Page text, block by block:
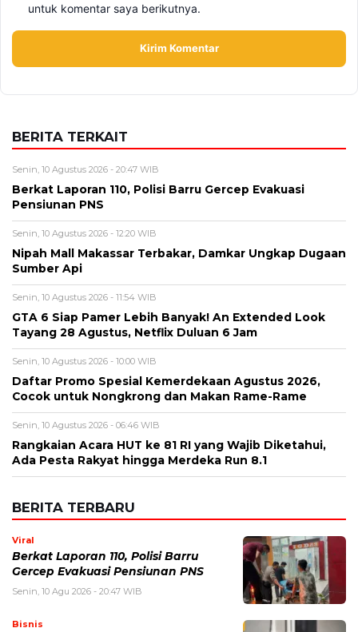
untuk komentar saya berikutnya.
BERITA TERKAIT
Senin, 10 Agustus 2026 - 20:47 WIB
Berkat Laporan 110, Polisi Barru Gercep Evakuasi
Pensiunan PNS
Senin, 10 Agustus 2026 - 12:20 WIB
Nipah Mall Makassar Terbakar, Damkar Ungkap Dugaan
Sumber Api
Senin, 10 Agustus 2026 - 11:54 WIB
GTA 6 Siap Pamer Lebih Banyak! An Extended Look
Tayang 28 Agustus, Netflix Duluan 6 Jam
Senin, 10 Agustus 2026 - 10:00 WIB
Daftar Promo Spesial Kemerdekaan Agustus 2026,
Cocok untuk Nongkrong dan Makan Rame-Rame
Senin, 10 Agustus 2026 - 06:46 WIB
Rangkaian Acara HUT ke 81 RI yang Wajib Diketahui,
Ada Pesta Rakyat hingga Merdeka Run 8.1
BERITA TERBARU
Viral
Berkat Laporan 110, Polisi Barru
Gercep Evakuasi Pensiunan PNS
Senin, 10 Agu 2026 - 20:47 WIB
Bisnis